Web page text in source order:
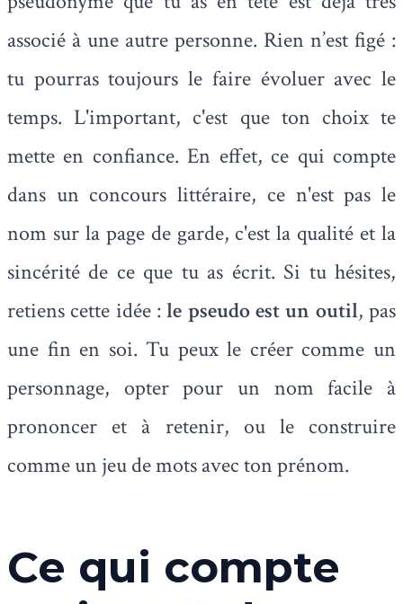
associé à une autre personne. Rien n’est figé :
tu pourras toujours le faire évoluer avec le
temps. L'important, c'est que ton choix te
mette en confiance. En effet, ce qui compte
dans un concours littéraire, ce n'est pas le
nom sur la page de garde, c'est la qualité et la
sincérité de ce que tu as écrit. Si tu hésites,
retiens cette idée :le pseudo est un outil, pas
une fin en soi. Tu peux le créer comme un
personnage, opter pour un nom facile à
prononcer et à retenir, ou le construire
comme un jeu de mots avec ton prénom.
Ce qui compte